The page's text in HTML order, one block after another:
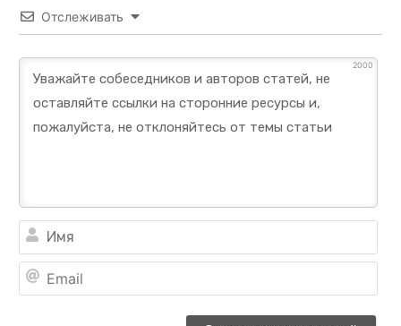
Отслеживать
2000